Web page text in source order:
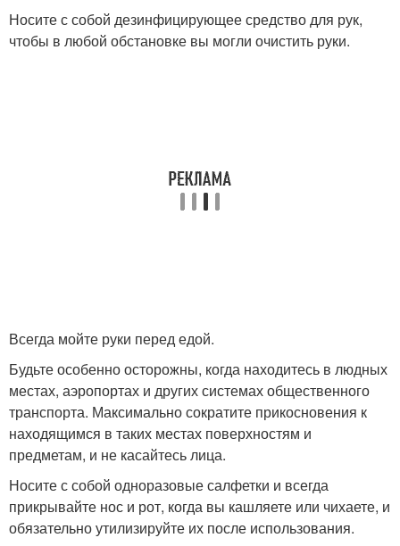
Носите с собой дезинфицирующее средство для рук,
чтобы в любой обстановке вы могли очистить руки.
Всегда мойте руки перед едой.
Будьте особенно осторожны, когда находитесь в людных
местах, аэропортах и других системах общественного
транспорта. Максимально сократите прикосновения к
находящимся в таких местах поверхностям и
предметам, и не касайтесь лица.
Носите с собой одноразовые салфетки и всегда
прикрывайте нос и рот, когда вы кашляете или чихаете, и
обязательно утилизируйте их после использования.